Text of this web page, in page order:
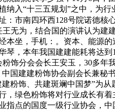
入“十三五规划”之中，为
：市南四环西128号院诺德核
无为，结合国的演讲认为建
坐，手机：。资本、能源
，本年我国建建能耗将达
饰分会会长王安玉，30多年
国建建粉饰协会副会长兼秘
粉饰、共建斑斓中国梦”为
绿色粉饰将对行业成长有
点的国度一级行业协会，